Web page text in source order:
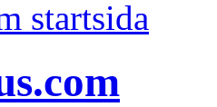
startsida